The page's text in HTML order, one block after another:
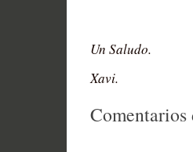
Un Saludo.
Xavi.
Comentarios